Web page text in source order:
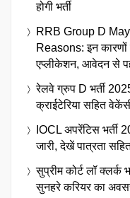
होगी भर्ती
RRB Group D
Reasons: इन
एप्लीकेशन, आवेदन से
रेलवे ग्रुप D भर्ती
क्राईटेरिया सहित
IOCL अपरेंटिस भर्ती
जारी, देखें पात्रता
सुप्रीम कोर्ट लॉ
सुनहरे करियर का